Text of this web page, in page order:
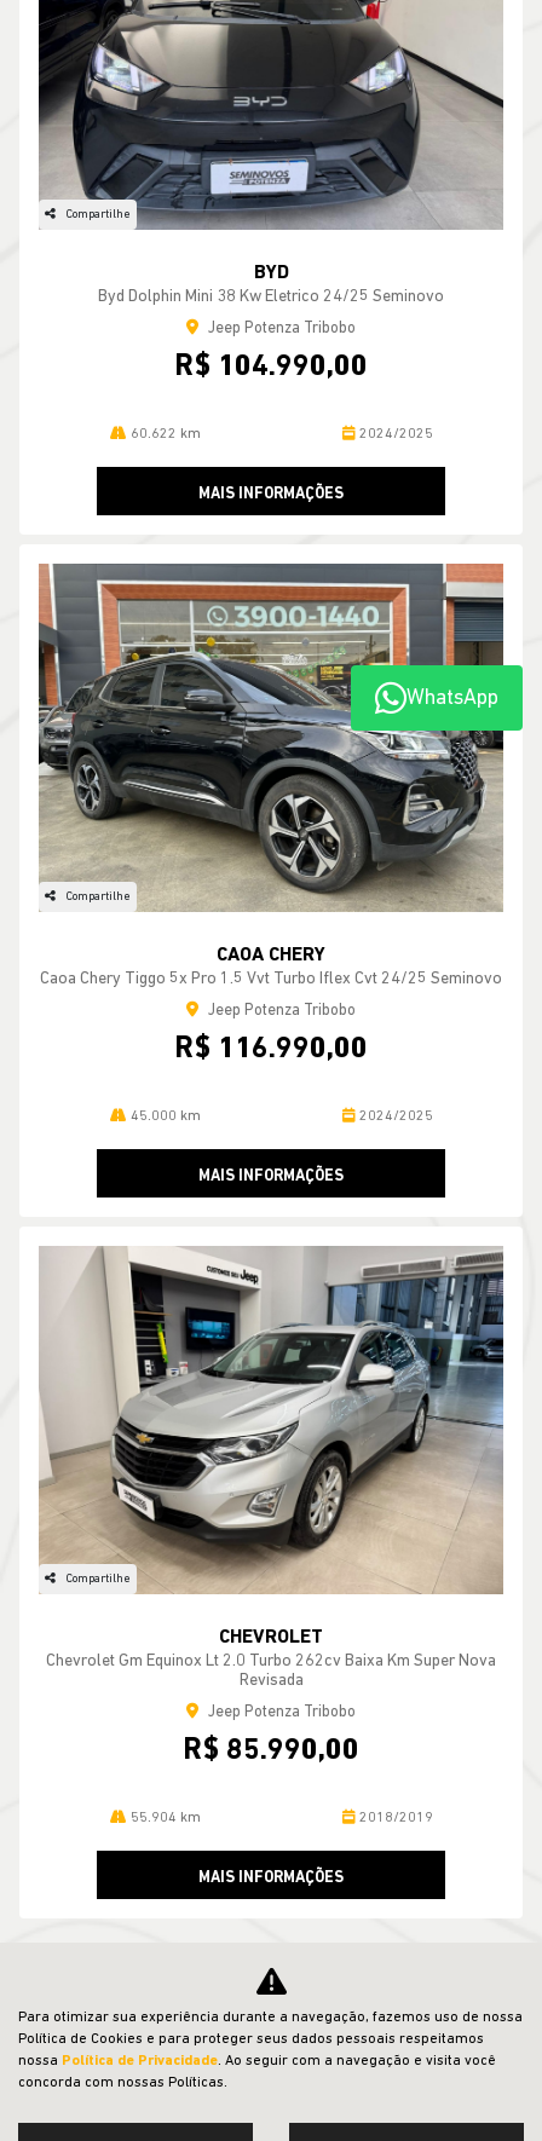
Compartilhe
BYD
Byd Dolphin Mini 38 Kw Eletrico 24/25 Seminovo
Jeep Potenza Tribobo
R$ 104.990,00
60.622 km 2024/2025
MAIS INFORMAÇÕES
Compartilhe
CAOA CHERY
Caoa Chery Tiggo 5x Pro 1.5 Vvt Turbo Iflex Cvt 24/25 Seminovo
Jeep Potenza Tribobo
R$ 116.990,00
45.000 km 2024/2025
MAIS INFORMAÇÕES
Compartilhe
CHEVROLET
Chevrolet Gm Equinox Lt 2.0 Turbo 262cv Baixa Km Super Nova
Revisada
Jeep Potenza Tribobo
R$ 85.990,00
55.904 km 2018/2019
MAIS INFORMAÇÕES
VER TODOS OS VEÍCULOS RELACIONADOS
WhatsApp
Para otimizar sua experiência durante a navegação, fazemos uso de nossa
Política de Cookies e para proteger seus dados pessoais respeitamos
nossa Política de Privacidade. Ao seguir com a navegação e visita você
concorda com nossas Políticas.